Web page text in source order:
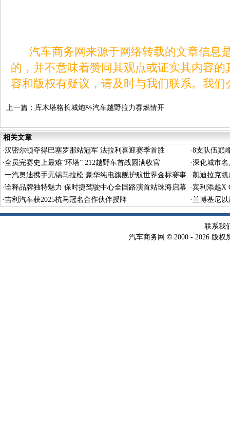
汽车商务网来源于网络转载的文章信息
的，并不意味着赞同其观点或证实其内容
容和版权有疑议，请及时与我们联系。我
上一篇： 库木塔格长城炮杯汽车越野拉力赛燃情开
相关文章
·汉密尔顿夺得巴塞罗那站冠军 法拉利喜迎赛季首胜 ·8支队伍巅
·全员完赛史上最难“环塔” 212越野车首战圆满收官 ·深化城市
·一汽奥迪携手无锡马拉松 豪华纯电旗舰护航世界金标赛事 ·凯迪拉克
·诠释品牌独特魅力 保时捷驾驶中心全国路演首站珠海启幕 ·宾利添越X
·吉利汽车获2025杭马冠名合作伙伴授牌 · 兰博基尼
联系我
汽车商务网 © 2000 - 2026 版权